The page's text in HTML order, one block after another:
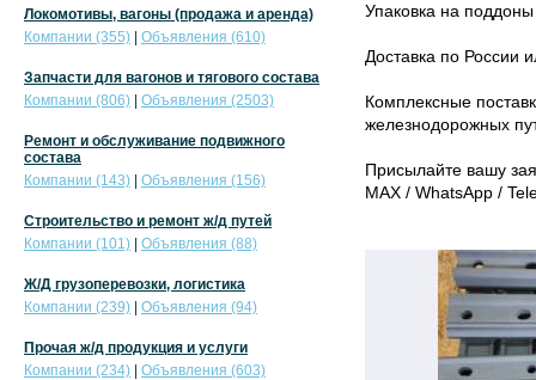
Упаковка на поддоны
Доставка по России
Комплексные
железнодорожных
Присылайте вашу
MAX / WhatsApp /
Локомотивы, вагоны (продажа и аренда)
Компании (355)
Объявления (610)
Запчасти для вагонов и тягового состава
Компании (806)
Объявления (2503)
Ремонт и обслуживание подвижного
состава
Компании (143)
Объявления (156)
Строительство и ремонт ж/д путей
Компании (101)
Объявления (88)
Ж/Д грузоперевозки, логистика
Компании (239)
Объявления (94)
Прочая ж/д продукция и услуги
Компании (234)
Объявления (603)